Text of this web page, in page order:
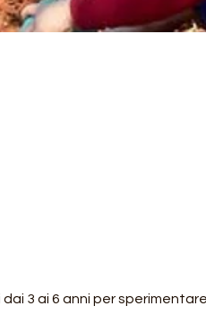
3 ai 6 anni per